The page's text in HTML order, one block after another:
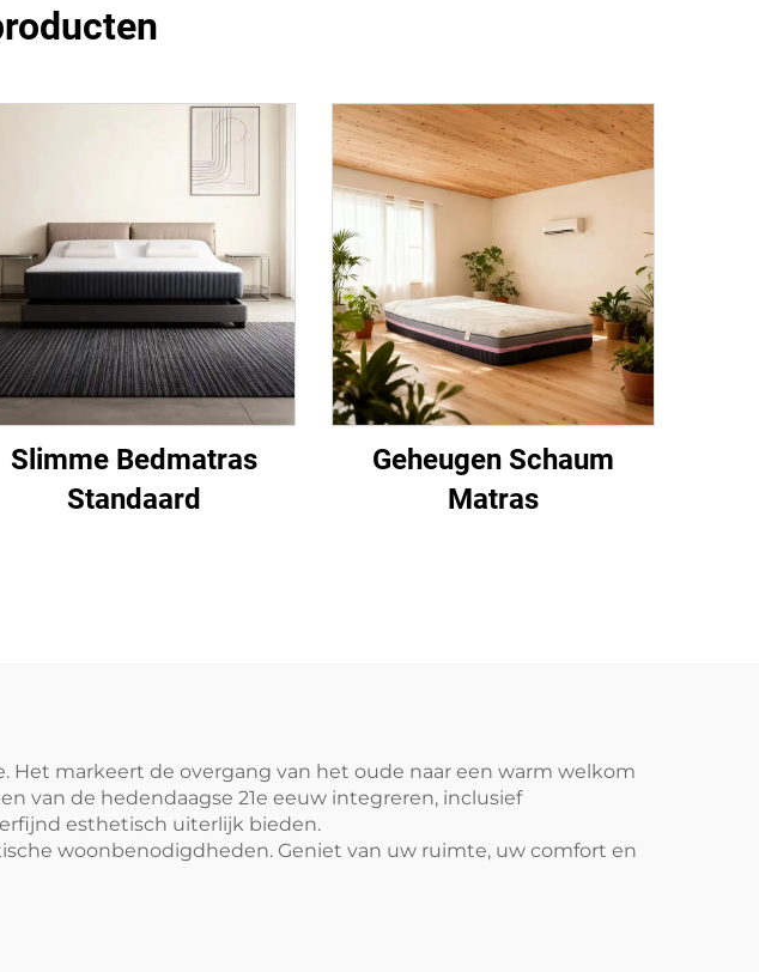
Slimme Bedmatras
Standaard
Geheugen Schaum
Matras
markeert de overgang van het oude naar een warm welkom
van de hedendaagse 21e eeuw integreren, inclusief
esthetisch uiterlijk bieden.
woonbenodigdheden. Geniet van uw ruimte, uw comfort en